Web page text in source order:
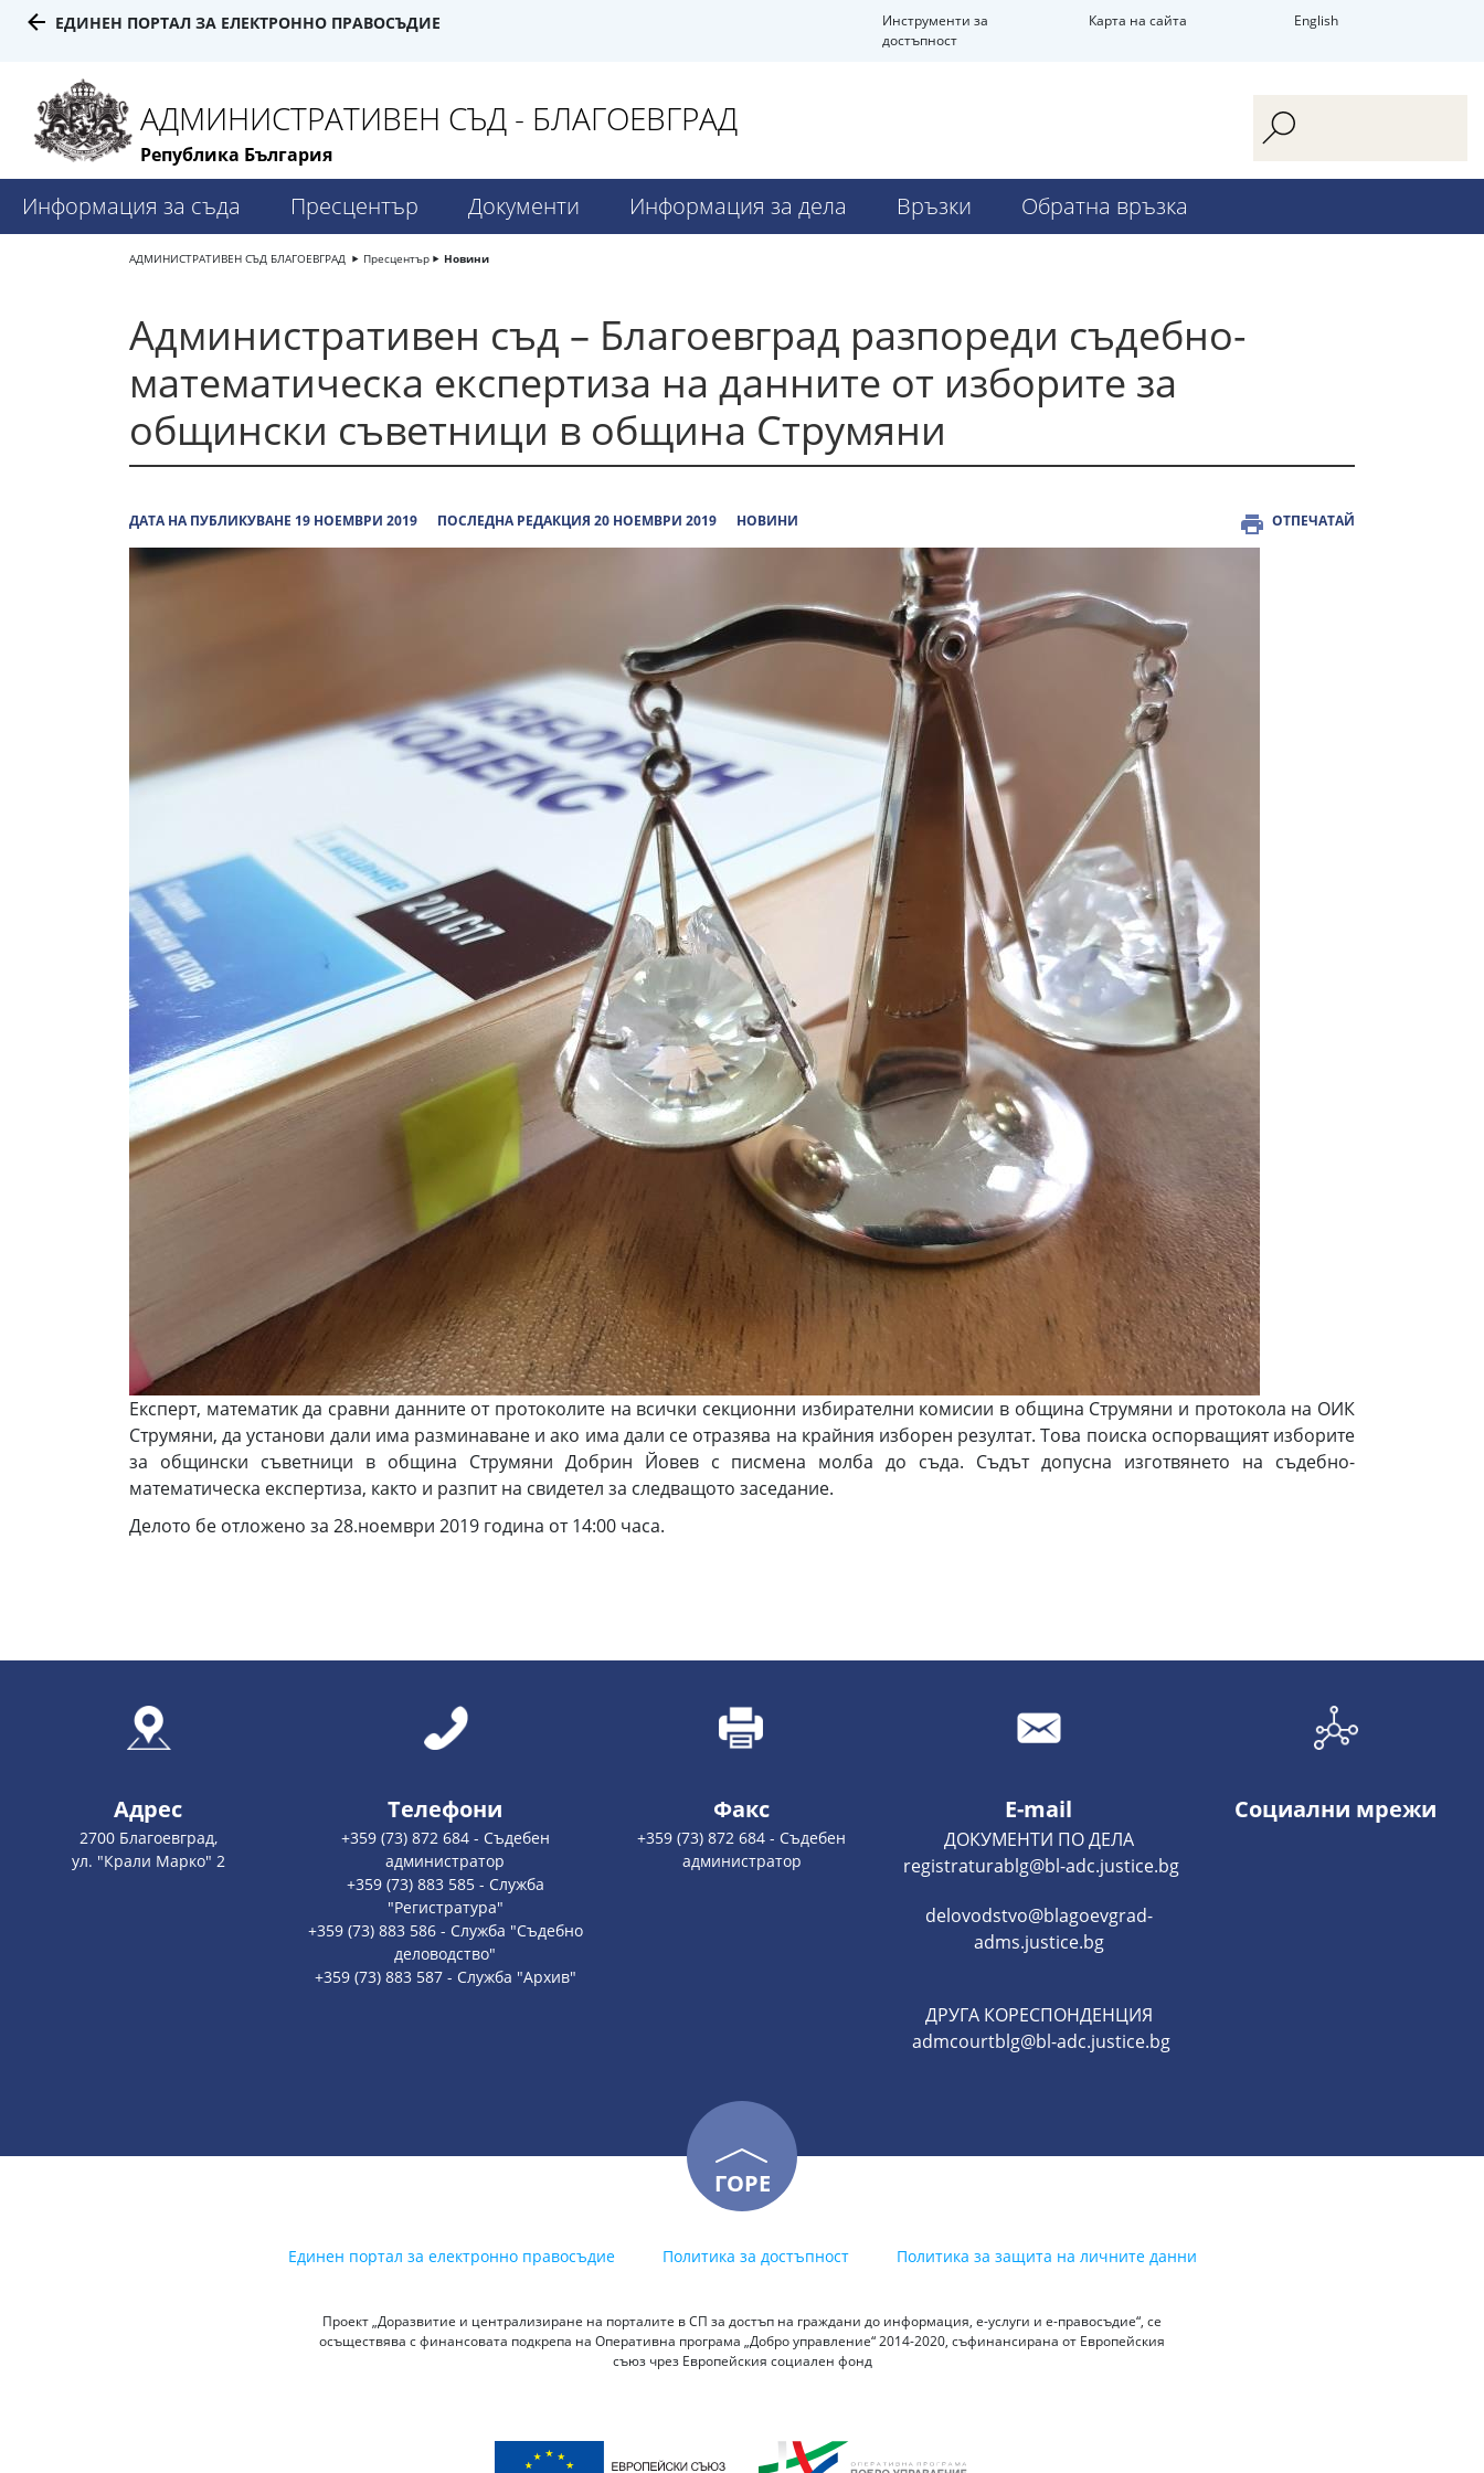
ЕДИНЕН ПОРТАЛ ЗА ЕЛЕКТРОННО ПРАВОСЪДИЕ
Инструменти за
достъпност
Карта на сайта English
АДМИНИСТРАТИВЕН СЪД - БЛАГОЕВГРАД
Република България
Информация за съда Пресцентър Документи Информация за дела Връзки Обратна връзка
АДМИНИСТРАТИВЕН СЪД БЛАГОЕВГРАД Пресцентър Новини
Административен съд – Благоевград разпореди съдебно-
математическа експертиза на данните от изборите за
общински съветници в община Струмяни
ДАТА НА ПУБЛИКУВАНЕ 19 НОЕМВРИ 2019 ПОСЛЕДНА РЕДАКЦИЯ 20 НОЕМВРИ 2019 НОВИНИ ОТПЕЧАТАЙ
Експерт, математик да сравни данните от протоколите на всички секционни избирателни комисии в община Струмяни и протокола на ОИК
Струмяни, да установи дали има разминаване и ако има дали се отразява на крайния изборен резултат. Това поиска оспорващият изборите
за общински съветници в община Струмяни Добрин Йовев с писмена молба до съда. Съдът допусна изготвянето на съдебно-
математическа експертиза, както и разпит на свидетел за следващото заседание.
Делото бе отложено за 28.ноември 2019 година от 14:00 часа.
Адрес
2700 Благоевград,
ул. "Крали Марко" 2
Телефони
+359 (73) 872 684 - Съдебен
администратор
+359 (73) 883 585 - Служба
"Регистратура"
+359 (73) 883 586 - Служба "Съдебно
деловодство"
+359 (73) 883 587 - Служба "Архив"
Факс
+359 (73) 872 684 - Съдебен
администратор
E-mail
ДОКУМЕНТИ ПО ДЕЛА
registraturablg@bl-adc.justice.bg
delovodstvo@blagoevgrad-
adms.justice.bg
ДРУГА КОРЕСПОНДЕНЦИЯ
admcourtblg@bl-adc.justice.bg
Социални мрежи
ГОРЕ
Единен портал за електронно правосъдие Политика за достъпност Политика за защита на личните данни
Проект „Доразвитие и централизиране на порталите в СП за достъп на граждани до информация, е-услуги и е-правосъдие“, се
осъществява с финансовата подкрепа на Оперативна програма „Добро управление“ 2014-2020, съфинансирана от Европейския
съюз чрез Европейския социален фонд